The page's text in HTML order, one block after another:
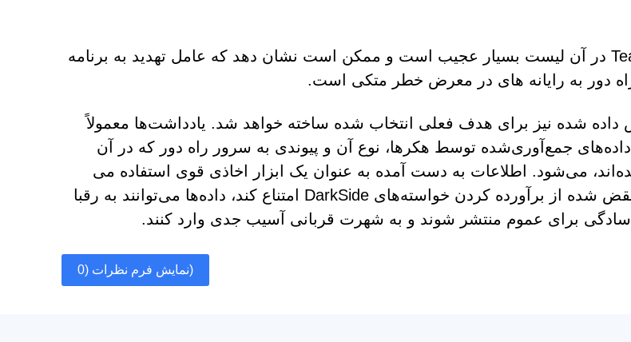
گنجاندن TeamViewer در آن لیست بسیار عجیب است و ممکن است نشان دهد که عامل تهدید به برنامه
دور به رایانه های در معرض خطر متکی است.
داده شده نیز برای هدف فعلی انتخاب شده ساخته خواهد شد. یادداشت‌ها معمولاً
جمع‌آوری‌شده توسط هکرها، نوع آن و پیوندی به سرور راه دور که در آن
می‌شود. اطلاعات به دست آمده به عنوان یک ابزار اخاذی قوی استفاده می
شود. اگر سازمان نقض شده از برآورده کردن خواسته‌های DarkSide امتناع کند، داده‌ها می‌توانند به رقبا
سادگی برای عموم منتشر شوند و به شهرت قربانی آسیب جدی وارد کنند.
نمایش فرم نظرات (0)